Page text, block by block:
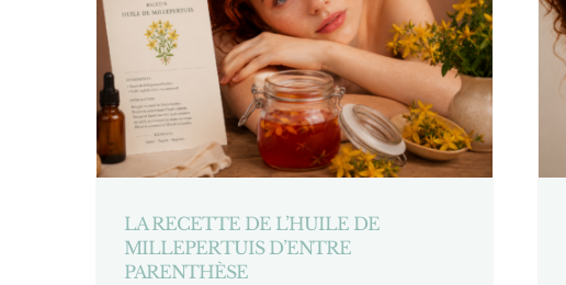
LA RECETTE DE L’HUILE DE
MILLEPERTUIS D’ENTRE
PARENTHÈSE